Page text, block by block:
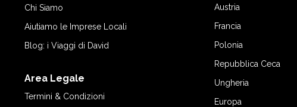
Chi Siamo
Aiutiamo le Imprese Locali
Blog: i Viaggi di David
Area Legale
Termini & Condizioni
Austria
Francia
Polonia
Repubblica Ceca
Ungheria
Europa